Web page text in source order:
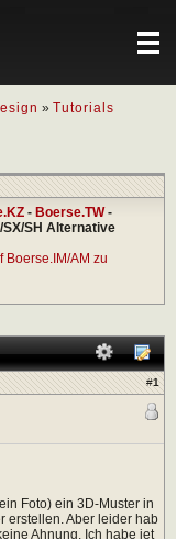
» Tutorials
- Boerse.TW-
SH Alternative
Boerse.IM/AM zu
#1
Foto) ein 3D-Muster in
erstellen. Aber leider hab
Ahnung. Ich habe jet